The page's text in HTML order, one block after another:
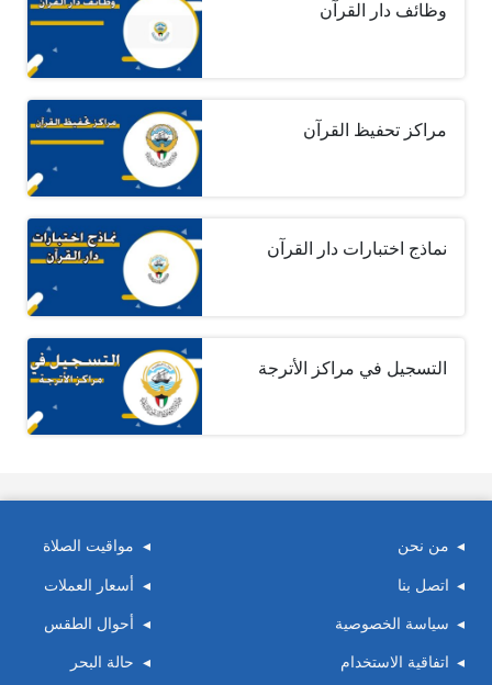
وظائف دار القرآن
مراكز تحفيظ القرآن
نماذج اختبارات دار القرآن
التسجيل في مراكز الأترجة
من نحن
اتصل بنا
سياسة الخصوصية
اتفاقية الاستخدام
مواقيت الصلاة
أسعار العملات
أحوال الطقس
حالة البحر